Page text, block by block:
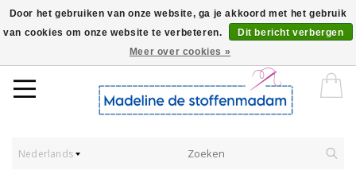
Worldwide Shipping - Onze stoffen worden verkocht per 10 cm.
Nederlands
Door het gebruiken van onze website, ga je akkoord met het gebruik
van cookies om onze website te verbeteren.
Dit bericht verbergen
Meer over cookies »